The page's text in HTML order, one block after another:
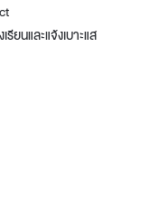
รียนและแจ้งเบาะแส